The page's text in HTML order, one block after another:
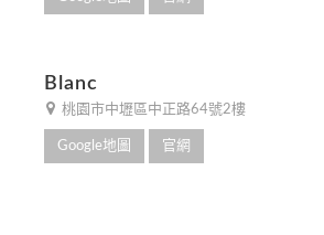
Blanc
桃園市中壢區中正路64號2樓
Google地圖 官網